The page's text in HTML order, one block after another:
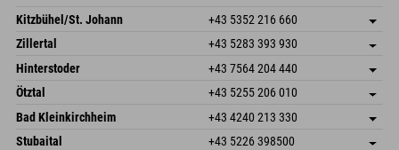
Dorfstr. 127b
6793 Gaschurn/Montafon
Autriche
Enregistrer l'adresse
Informations d'arrivée
Réservation
Kitzbühel/St. Johann +43 5352 216 660
Speckbacherstraße 87
Autriche
Enregistrer l'adresse
Réservation
Zillertal +43 5283 393 930
Schmiedau 2
6272 Kaltenbach im Zillertal
Autriche
Enregistrer l'adresse
Informations d'arrivée
Réservation
Hinterstoder +43 7564 204 440
Freizeitpark 10
Autriche
Enregistrer l'adresse
Réservation
Ötztal +43 5255 206 010
Gscheat 14
6441 Umhausen
Autriche
Enregistrer l'adresse
Informations d'arrivée
Réservation
Bad Kleinkirchheim +43 4240 213 330
Dorfstraße 24
Enregistrer l'adresse
Stubaital +43 5226 398500